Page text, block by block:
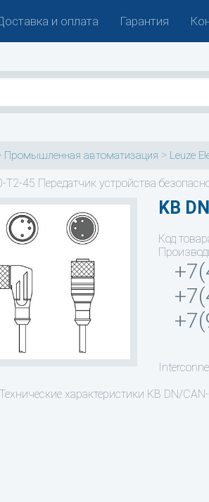
и оплата Гарантия
Промышленная автоматизация > Leuze
T2-45 Передатчик устройства
KB
Код
Технические характеристики KB DN/